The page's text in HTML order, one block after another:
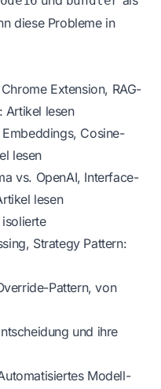
diese Probleme in
Extension, RAG-
Artikel lesen
Cosine-
lesen
vs. OpenAI, Interface-
lesen
Strategy Pattern:
Pattern, von
und ihre
Modell-